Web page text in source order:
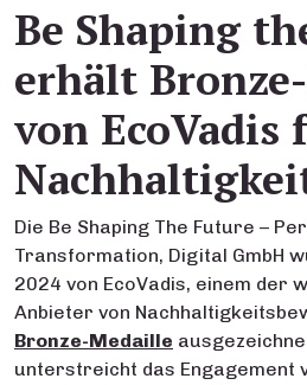
Be Shaping
erhält
von EcoVadis
Die Be Shaping The Future –
Transformation, Digital GmbH
2024 von EcoVadis, einem der
Anbieter von
Bronze-Medaille
unterstreicht das Engagement